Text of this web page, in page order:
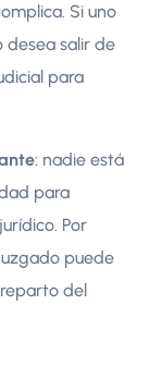
Si uno
salir de
para
: nadie está
para
Por
puede
del